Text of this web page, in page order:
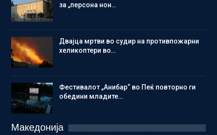
за „персона нон…
Двајца мртви во судир на противпожарни
хеликоптери во…
Фестивалот „Анибар“ во Пеќ повторно ги
обедини младите…
Македонија